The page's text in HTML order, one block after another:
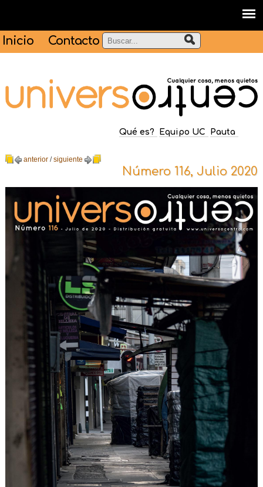
Inicio Contacto
Qué es? Equipo UC Pauta
anterior/siguiente
Número 116, Julio 2020